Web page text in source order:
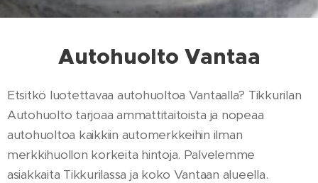
Autohuolto Vantaa
Etsitkö luotettavaa autohuoltoa Vantaalla? Tikkurilan
Autohuolto tarjoaa ammattitaitoista ja nopeaa
autohuoltoa kaikkiin automerkkeihin ilman
merkkihuollon korkeita hintoja. Palvelemme
asiakkaita Tikkurilassa ja koko Vantaan alueella.